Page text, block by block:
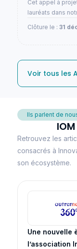
Cet appel à
lauréats dans
Clôture le : 31
Voir tous les
Ils parlent de
Retrouvez les
consacrés à
son écosystème.
Une nouvelle
l’association